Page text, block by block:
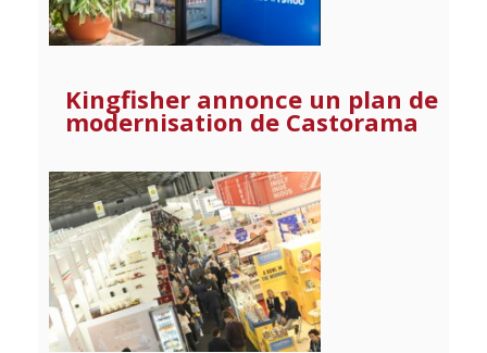
Kingfisher annonce un plan de
modernisation de Castorama